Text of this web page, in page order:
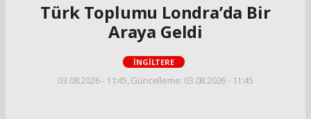
Türk Toplumu Londra’da Bir
Araya Geldi
İNGİLTERE
03.08.2026 - 11:45, Güncelleme: 03.08.2026 - 11:45